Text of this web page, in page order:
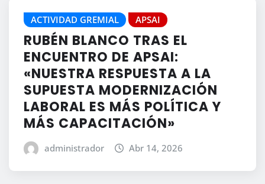
ACTIVIDAD GREMIAL APSAI
RUBÉN BLANCO TRAS EL
ENCUENTRO DE APSAI:
«NUESTRA RESPUESTA A LA
SUPUESTA MODERNIZACIÓN
LABORAL ES MÁS POLÍTICA Y
MÁS CAPACITACIÓN»
administrador Abr 14, 2026